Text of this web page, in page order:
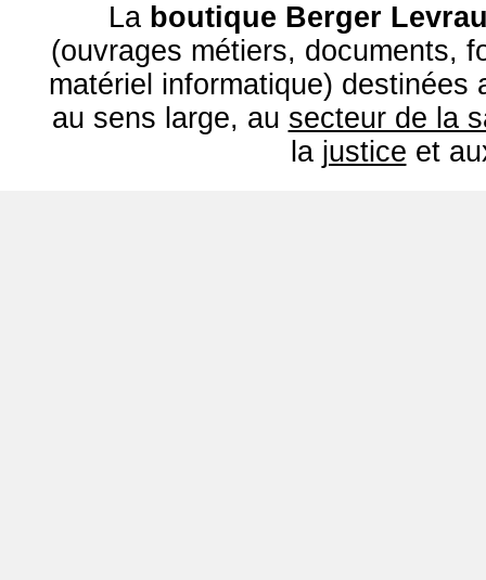
La boutique Berger
(ouvrages métiers, documents,
matériel informatique) destinées
au sens large, au secteur de la
la justice et